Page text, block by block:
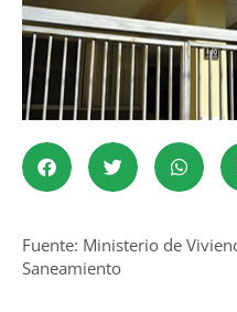
Fuente: Ministerio de
Saneamiento